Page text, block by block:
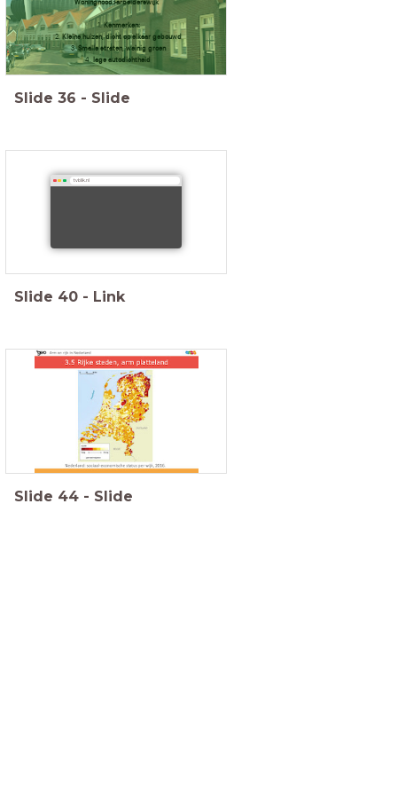
Kenmerken:
Kleine huizen, dicht op elkaar gebouwd
Smalle straten, weinig groen
lage autodichtheid
Slide 36 - Slide
tvblik.nl
Slide 40 - Link
Slide 44 - Slide